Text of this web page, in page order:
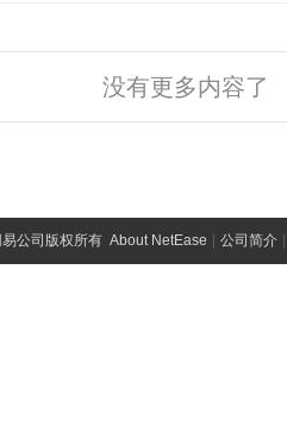
没有更多内容了
公司版权所有 About NetEase 公司简介